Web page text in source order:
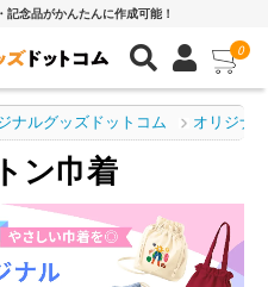
念品がかんたんに作成可能！
0
ナルグッズドットコム オリジナ
ン巾着